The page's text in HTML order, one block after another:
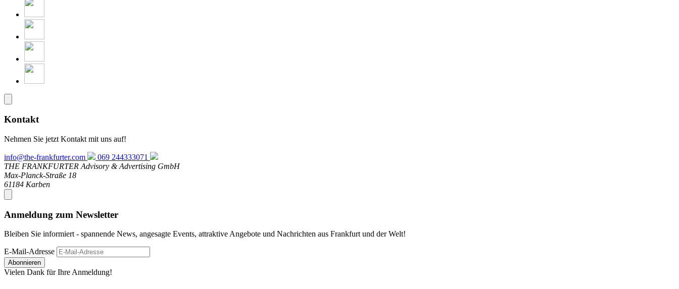
Kontakt
Nehmen Sie jetzt Kontakt mit uns auf!
info@the-frankfurter.com
069 244333071
THE FRANKFURTER Advisory & Advertising GmbH
Max-Planck-Straße 18
61184 Karben
Anmeldung zum Newsletter
Bleiben Sie informiert - spannende News, angesagte Events, attraktive Angebote und Nachrichten aus Frankfurt und der Welt!
E-Mail-Adresse
Abonnieren
Vielen Dank für Ihre Anmeldung!